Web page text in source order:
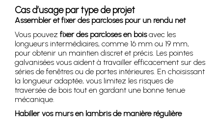
Cas d’usage par type de projet
Assembler et fixer des parcloses pour un rendu net
Vous pouvez fixer des parcloses en boisavec les
longueurs intermédiaires, comme 16 mm ou 19 mm,
pour obtenir un maintien discret et précis. Les pointes
galvanisées vous aident à travailler efficacement sur des
séries de fenêtres ou de portes intérieures. En choisissant
la longueur adaptée, vous limitez les risques de
traversée de bois tout en gardant une bonne tenue
mécanique.
Habiller vos murs en lambris de manière régulière